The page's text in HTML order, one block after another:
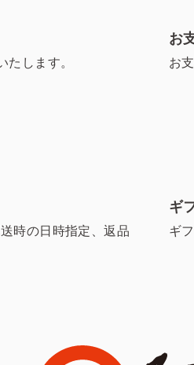
します。
お
お
時の日時指定、返品
ギ
ギ